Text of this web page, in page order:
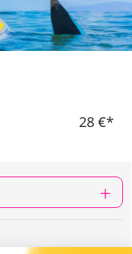
28 €*